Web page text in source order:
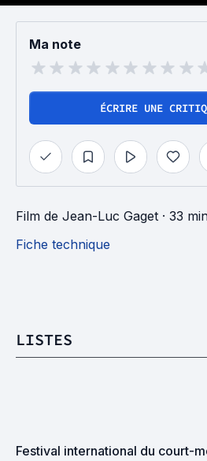
Ma note
ÉCRIRE UNE
Film de Jean-Luc Gaget · 33
Fiche technique
LISTES
Festival international du court-